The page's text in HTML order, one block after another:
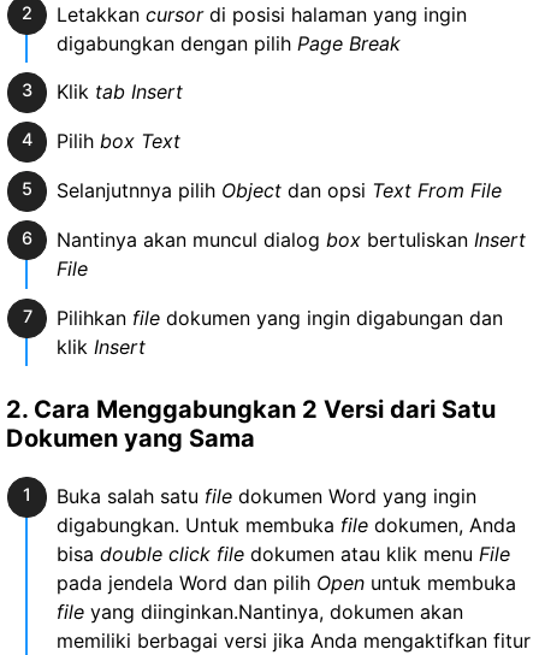
Letakkan cursordi posisi halaman yang ingin
digabungkan dengan pilih Page Break
Klik tab Insert
Pilih box Text
Selanjutnnya pilihObjectdan opsi Text From File
Nantinya akan muncul dialog boxbertuliskan Insert
File
Pilihkan filedokumen yang ingin digabungan dan
klik Insert
2. Cara Menggabungkan 2 Versi dari Satu
Dokumen yang Sama
Buka salah satu filedokumen Word yang ingin
digabungkan. Untuk membuka filedokumen, Anda
bisa double click filedokumen atau klik menu File
pada jendela Word dan pilihOpenuntuk membuka
fileyang diinginkan.Nantinya, dokumen akan
memiliki berbagai versi jika Anda mengaktifkan fitur